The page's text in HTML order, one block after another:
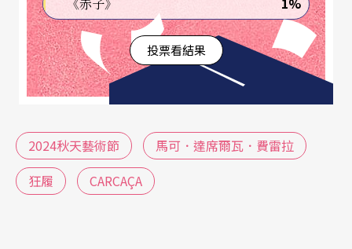
投票看結果
2024秋天藝術節
馬可．達席爾瓦．費雷拉
狂履
CARCAÇA